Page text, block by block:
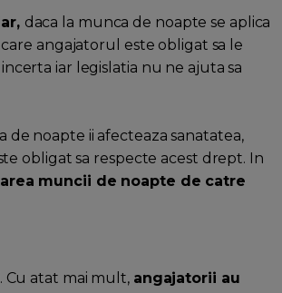
daca la munca de noapte se aplica
angajatorul este obligat sa le
iar legislatia nu ne ajuta sa
de noapte ii afecteaza sanatatea,
obligat sa respecte acest drept. In
muncii de noapte de catre
Cu atat mai mult, angajatorii au